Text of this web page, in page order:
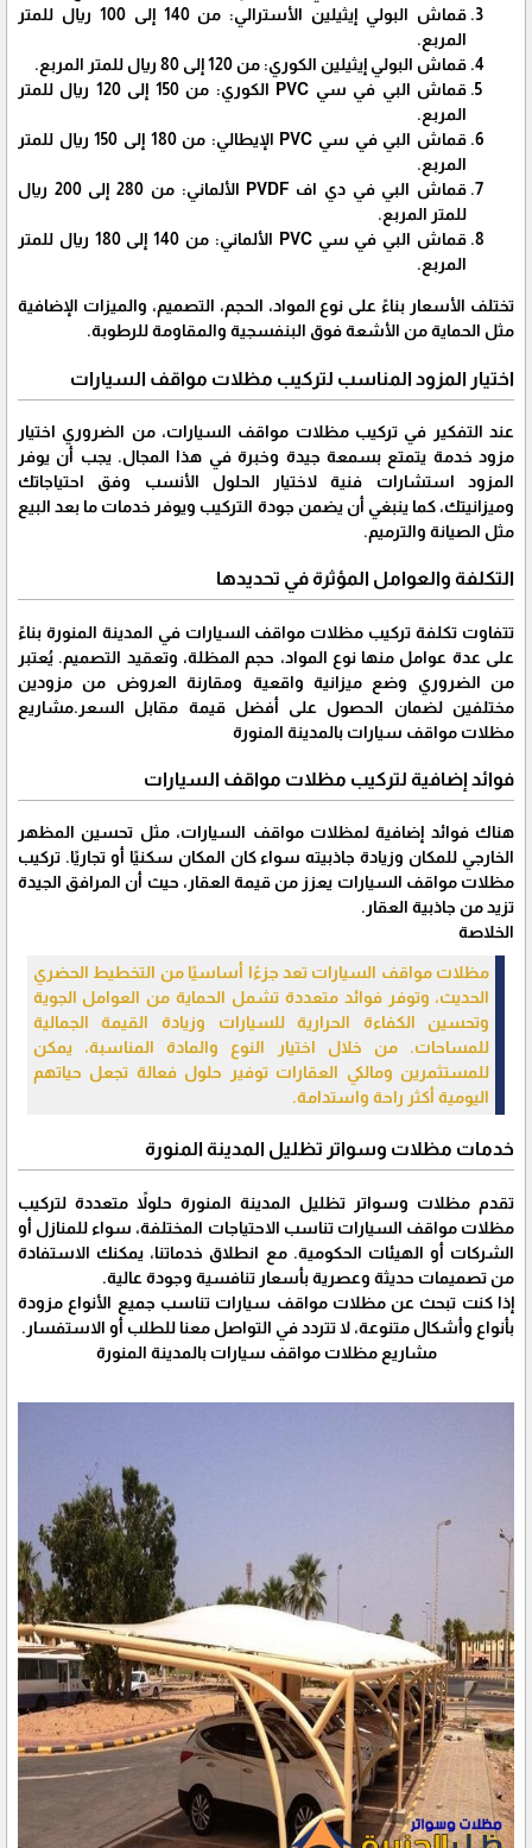
قماش البولي إيثيلين الأسترالي: من 140 إلى 100 ريال للمتر
المربع.
قماش البولي إيثيلين الكوري: من 120 إلى 80 ريال للمتر المربع.
قماش البي في سي PVC الكوري: من 150 إلى 120 ريال للمتر
المربع.
قماش البي في سي PVC الإيطالي: من 180 إلى 150 ريال للمتر
المربع.
قماش البي في دي اف PVDF الألماني: من 280 إلى 200 ريال
للمتر المربع.
قماش البي في سي PVC الألماني: من 140 إلى 180 ريال للمتر
المربع.
تختلف الأسعار بناءً على نوع المواد، الحجم، التصميم، والميزات الإضافية
مثل الحماية من الأشعة فوق البنفسجية والمقاومة للرطوبة.
اختيار المزود المناسب لتركيب مظلات مواقف السيارات
عند التفكير في تركيب مظلات مواقف السيارات، من الضروري اختيار
مزود خدمة يتمتع بسمعة جيدة وخبرة في هذا المجال. يجب أن يوفر
المزود استشارات فنية لاختيار الحلول الأنسب وفق احتياجاتك
وميزانيتك، كما ينبغي أن يضمن جودة التركيب ويوفر خدمات ما بعد البيع
مثل الصيانة والترميم.
التكلفة والعوامل المؤثرة في تحديدها
تتفاوت تكلفة تركيب مظلات مواقف السيارات في المدينة المنورة بناءً
على عدة عوامل منها نوع المواد، حجم المظلة، وتعقيد التصميم. يُعتبر
من الضروري وضع ميزانية واقعية ومقارنة العروض من مزودين
مختلفين لضمان الحصول على أفضل قيمة مقابل السعر.مشاريع
مظلات مواقف سيارات بالمدينة المنورة
فوائد إضافية لتركيب مظلات مواقف السيارات
هناك فوائد إضافية لمظلات مواقف السيارات، مثل تحسين المظهر
الخارجي للمكان وزيادة جاذبيته سواء كان المكان سكنيًا أو تجاريًا. تركيب
مظلات مواقف السيارات يعزز من قيمة العقار، حيث أن المرافق الجيدة
تزيد من جاذبية العقار.
الخلاصة
مظلات مواقف السيارات تعد جزءًا أساسيًا من التخطيط الحضري
الحديث، وتوفر فوائد متعددة تشمل الحماية من العوامل الجوية
وتحسين الكفاءة الحرارية للسيارات وزيادة القيمة الجمالية
للمساحات. من خلال اختيار النوع والمادة المناسبة، يمكن
للمستثمرين ومالكي العقارات توفير حلول فعالة تجعل حياتهم
اليومية أكثر راحة واستدامة.
خدمات مظلات وسواتر تظليل المدينة المنورة
تقدم مظلات وسواتر تظليل المدينة المنورة حلولاً متعددة لتركيب
مظلات مواقف السيارات تناسب الاحتياجات المختلفة، سواء للمنازل أو
الشركات أو الهيئات الحكومية. مع انطلاق خدماتنا، يمكنك الاستفادة
من تصميمات حديثة وعصرية بأسعار تنافسية وجودة عالية.
إذا كنت تبحث عن مظلات مواقف سيارات تناسب جميع الأنواع مزودة
بأنواع وأشكال متنوعة، لا تتردد في التواصل معنا للطلب أو الاستفسار.
مشاريع مظلات مواقف سيارات بالمدينة المنورة